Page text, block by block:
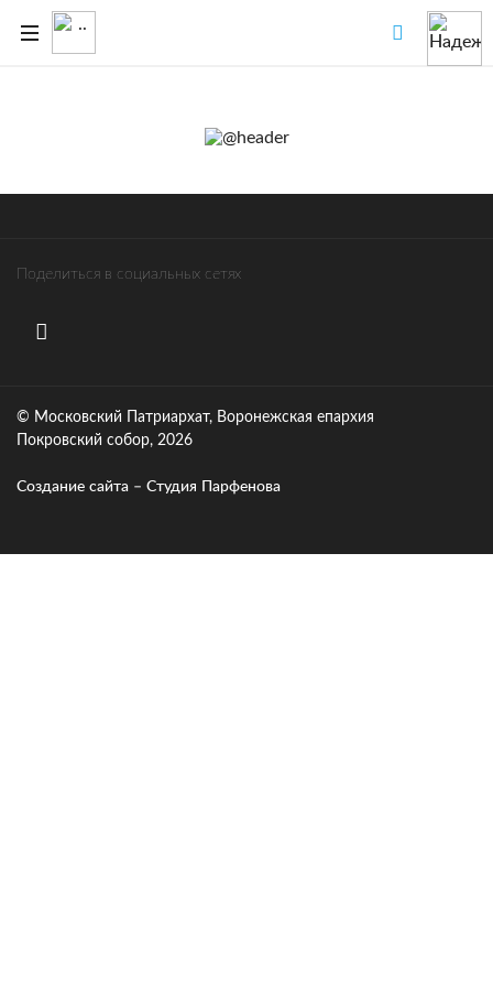
Поделиться в социальных сетях
© Московский Патриархат, Воронежcкая епархия
Покровский собор, 2026
Создание сайта – Cтудия Парфенова